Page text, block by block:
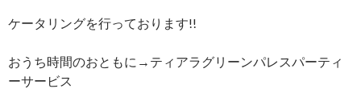
ケータリングを行っております!!
おうち時間のおともに→ティアラグリーンパレスパーティ
ーサービス